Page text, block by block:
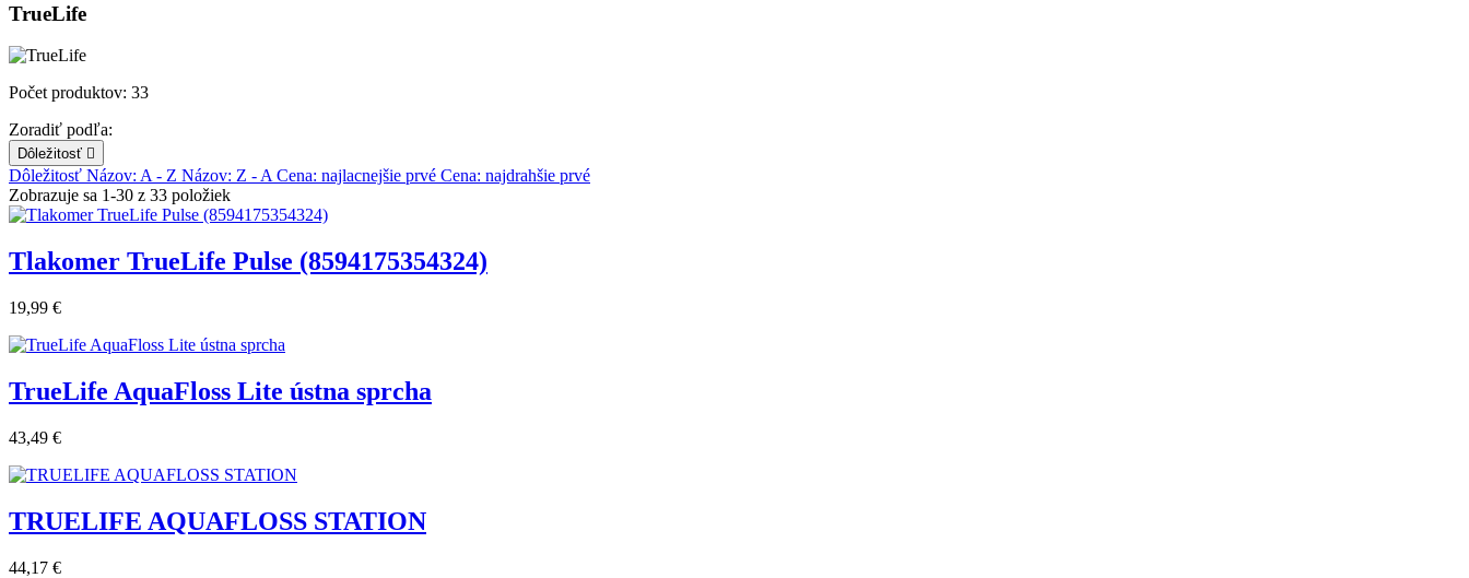
TrueLife
Počet produktov: 33
Zoradiť podľa:
Dôležitosť 
Dôležitosť Názov: A - Z Názov: Z - ACena: najlacnejšie prvé Cena: najdrahšie prvé
Zobrazuje sa 1-30 z 33 položiek
Tlakomer TrueLife Pulse (8594175354324)
19,99 €
TrueLife AquaFloss Lite ústna sprcha
43,49 €
TRUELIFE AQUAFLOSS STATION
44,17 €